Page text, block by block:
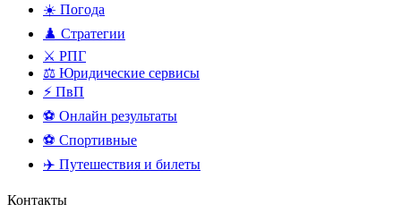
☀️ Погода
♟️ Стратегии
⚔️ РПГ
⚖️ Юридические сервисы
⚡ ПвП
⚽ Онлайн результаты
⚽ Спортивные
✈️ Путешествия и билеты
Контакты